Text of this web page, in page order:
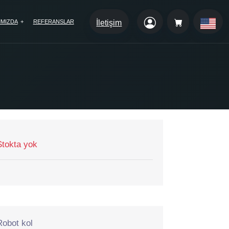
REFERANSLAR İletişim
yok
kol